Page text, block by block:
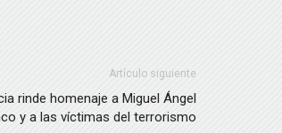
Artículo siguiente
rinde homenaje a Miguel Ángel
y a las víctimas del terrorismo